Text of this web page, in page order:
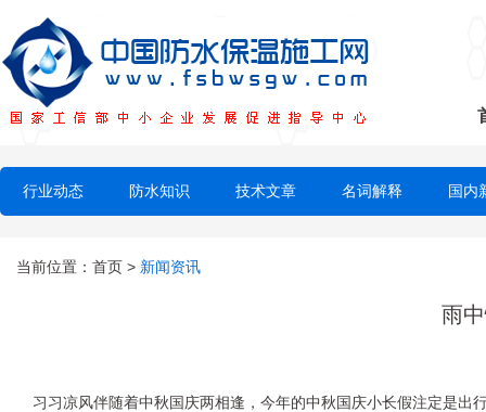
行业动态 防水知识 技术文章 名词解释 国内
当前位置： 首页 > 新闻资讯
雨
习习凉风伴随着中秋国庆两相逢，今年的中秋国庆小长假注定是